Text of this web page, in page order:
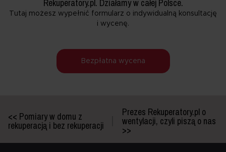
prywatności . W polityce uzyskasz też informacje o
prawach przysługujących ci w związku z
Rekuperatory.pl. Działamy w całej Polsce.
Tutaj możesz wypełnić formularz o indywidualną konsultację
i wycenę.
Bezpłatna wycena
<< Pomiary w domu z
rekuperacją i bez rekuperacji
Prezes Rekuperatory.pl o
wentylacji, czyli piszą o nas
>>